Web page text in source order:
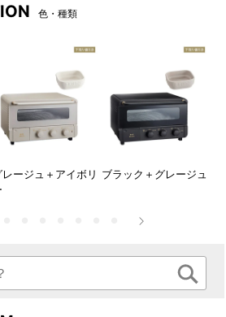
下取り返却
後日回収
用いただきご購入いただきました商品
きません。
）に下取り商品の回収や送付受付を承
色・種類
レージュ＋アイボリ ブラック＋グレージュ